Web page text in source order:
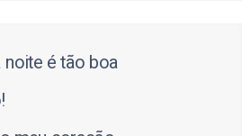
noite é tão boa